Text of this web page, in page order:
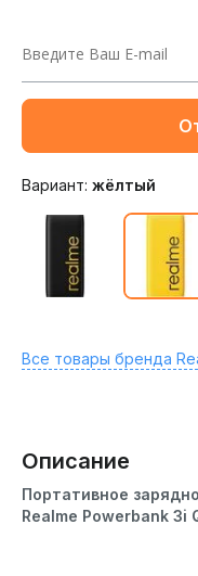
Вариант: жёлтый
Все товары бренда
Описание
Портативное
Realme Powerbank 3i